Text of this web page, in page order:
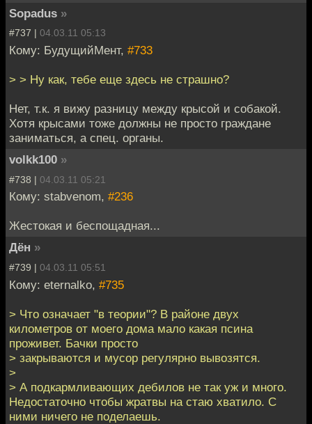
Sopadus »
#737 | 04.03.11 05:13
Кому: БудущийМент, #733
> > Ну как, тебе еще здесь не страшно?
Нет, т.к. я вижу разницу между крысой и собакой.
Хотя крысами тоже должны не просто граждане
заниматься, а спец. органы.
volkk100 »
#738 | 04.03.11 05:21
Кому: stabvenom, #236
Жестокая и беспощадная...
Дён »
#739 | 04.03.11 05:51
Кому: eternalko, #735
> Что означает "в теории"? В районе двух
километров от моего дома мало какая псина
проживет. Бачки просто
> закрываются и мусор регулярно вывозятся.
>
> А подкармливающих дебилов не так уж и много.
Недостаточно чтобы жратвы на стаю хватило. С
ними ничего не поделаешь.